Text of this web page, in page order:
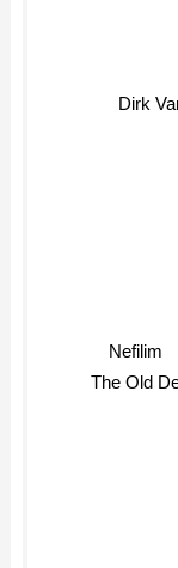
Dirk
Nefilim
The Old